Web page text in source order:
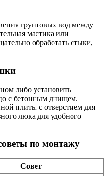
грунтовых вод между
мастика или
обработать стыки,
либо установить
с бетонным днищем.
плиты с отверстием для
люка для удобного
по монтажу
Совет